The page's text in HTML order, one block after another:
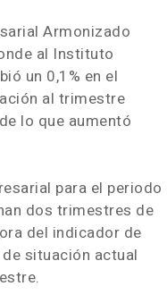
Armonizado
al Instituto
un 0,1% en el
al trimestre
lo que aumentó
para el periodo
dos trimestres de
del indicador de
situación actual